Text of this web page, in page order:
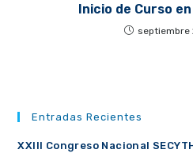
Inicio de Curso
septiembre
Entradas Recientes
XXIII Congreso Nacional